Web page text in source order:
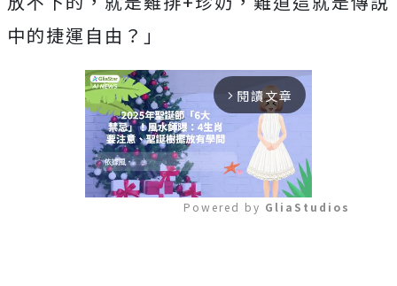
中的捷運自由？」
arrow_forward_ios 閱讀文章
Powered by GliaStudios